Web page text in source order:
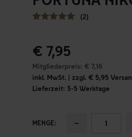
(2)
€ 7,95
Mitgliederpreis: € 7,16
inkl. MwSt. | zzgl. € 5,95
Lieferzeit: 3-5 Werktage
MENGE: −